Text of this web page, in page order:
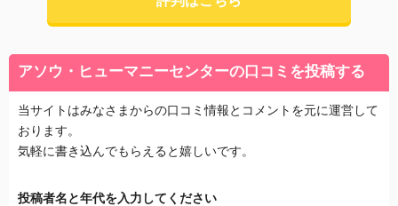
アソウ・ヒューマニーセンターの口コミを投稿する
当サイトはみなさまからの口コミ情報とコメントを元に運営して
おります。
気軽に書き込んでもらえると嬉しいです。
投稿者名と年代を入力してください